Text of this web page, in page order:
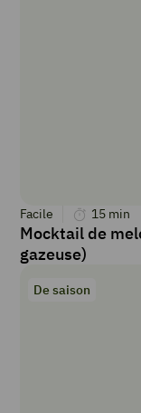
Facile 15 min
Mocktail de
gazeuse)
De saison